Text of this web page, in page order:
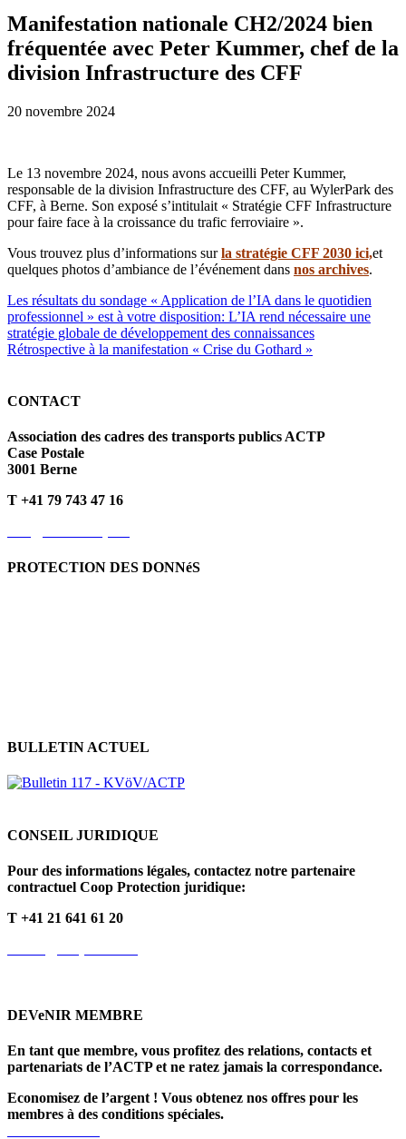
Manifestation nationale CH2/2024 bien
fréquentée avec Peter Kummer, chef de la
division Infrastructure des CFF
20 novembre 2024
Le 13 novembre 2024, nous avons accueilli Peter Kummer,
responsable de la division Infrastructure des CFF, au WylerPark des
CFF, à Berne. Son exposé s’intitulait « Stratégie CFF Infrastructure
pour faire face à la croissance du trafic ferroviaire ».
Vous trouvez plus d’informations surla stratégie CFF 2030 ici,et
quelques photos d’ambiance de l’événement dans nos archives.
Les résultats du sondage « Application de l’IA dans le quotidien
professionnel » est à votre disposition: L’IA rend nécessaire une
stratégie globale de développement des connaissances
Rétrospective à la manifestation « Crise du Gothard »
CONTACT
Association des cadres des transports publics ACTP
Case Postale
3001 Berne
T +41 79 743 47 16
PROTECTION DES DONNéS
BULLETIN ACTUEL
CONSEIL JURIDIQUE
Pour des informations légales, contactez notre partenaire
contractuel Coop Protection juridique:
T +41 21 641 61 20
DEVeNIR MEMBRE
En tant que membre, vous profitez des relations, contacts et
partenariats de l’ACTP et ne ratez jamais la correspondance.
Economisez de l’argent ! Vous obtenez nos offres pour les
membres à des conditions spéciales.